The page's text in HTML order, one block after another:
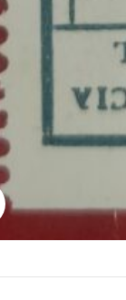
Click to enlarge